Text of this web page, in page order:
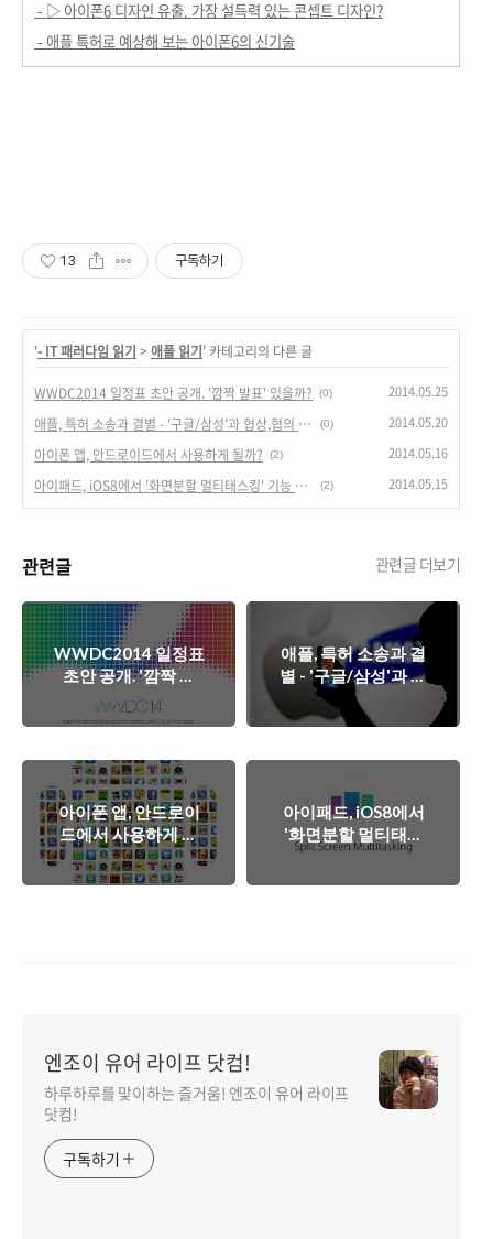
- ▷ 아이폰6 디자인 유출. 가장 설득력 있는 콘셉트 디자인?
- 애플 특허로 예상해 보는 아이폰6의 신기술
13 구독하기
'- IT 패러다임 읽기 > 애플 읽기' 카테고리의 다른 글
WWDC2014 일정표 초안 공개. '깜짝 발표' 있을까? (0) 2014.05.25
애플, 특허 소송과 결별 - '구글/삼성'과 협상,협의 통해 문제 해결. (0) 2014.05.20
아이폰 앱, 안드로이드에서 사용하게 될까? (2) 2014.05.16
아이패드, iOS8에서 '화면분할 멀티태스킹' 기능 추가 되나? (2) 2014.05.15
관련글 관련글 더보기
WWDC2014 일정표
초안 공개. '깜짝 발
표' 있을까?
애플, 특허 소송과 결
별 - '구글/삼성'과 협
상,협의 통해 문제 해
결.
아이폰 앱, 안드로이
드에서 사용하게 될
까?
아이패드, iOS8에서
'화면분할 멀티태스
킹' 기능 추가 되나?
엔조이 유어 라이프 닷컴!
하루하루를 맞이하는 즐거움! 엔조이 유어 라이프
닷컴!
구독하기